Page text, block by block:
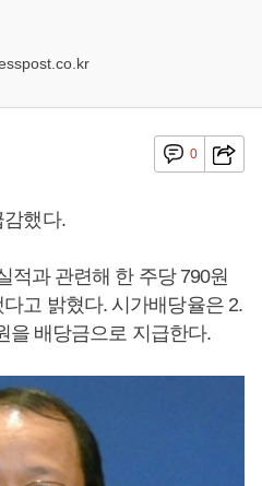
0
했다.
적과 관련해 한 주당 790원
고 밝혔다. 시가배당율은 2.
을 배당금으로 지급한다.